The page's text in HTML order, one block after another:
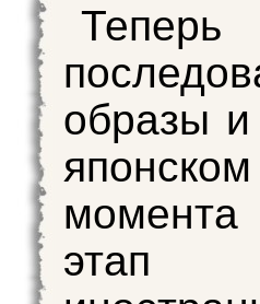
образы
момента
этап